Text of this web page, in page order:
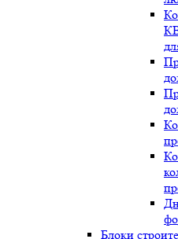
Блоки